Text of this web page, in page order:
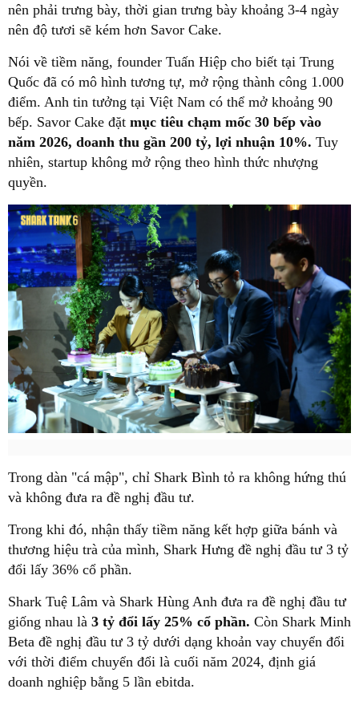
nên phải trưng bày, thời gian trưng bày khoảng 3-4 ngày
nên độ tươi sẽ kém hơn Savor Cake.
Nói về tiềm năng, founder Tuấn Hiệp cho biết tại Trung
Quốc đã có mô hình tương tự, mở rộng thành công 1.000
điểm. Anh tin tưởng tại Việt Nam có thể mở khoảng 90
bếp. Savor Cake đặt mục tiêu chạm mốc 30 bếp vào
năm 2026, doanh thu gần 200 tỷ, lợi nhuận 10%. Tuy
nhiên, startup không mở rộng theo hình thức nhượng
quyền.
Trong dàn "cá mập", chỉ Shark Bình tỏ ra không hứng thú
và không đưa ra đề nghị đầu tư.
Trong khi đó, nhận thấy tiềm năng kết hợp giữa bánh và
thương hiệu trà của mình, Shark Hưng đề nghị đầu tư 3 tỷ
đổi lấy 36% cổ phần.
Shark Tuệ Lâm và Shark Hùng Anh đưa ra đề nghị đầu tư
giống nhau là 3 tỷ đổi lấy 25% cổ phần. Còn Shark Minh
Beta đề nghị đầu tư 3 tỷ dưới dạng khoản vay chuyển đổi
với thời điểm chuyển đổi là cuối năm 2024, định giá
doanh nghiệp bằng 5 lần ebitda.